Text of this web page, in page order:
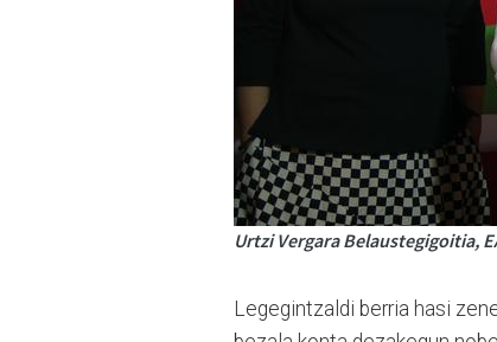
Urtzi Vergara Belaustegigoitia,
Legegintzaldi berria hasi